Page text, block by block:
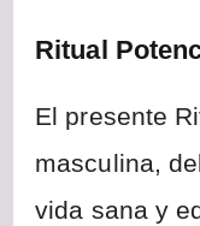
Ritual
El presente
masculina,
vida sana y